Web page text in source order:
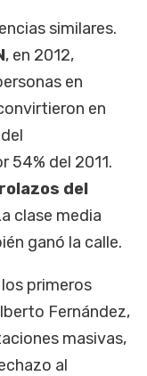
similares.
, en 2012,
en
en
54% del 2011.
del
clase media
ganó la calle.
primeros
Fernández,
masivas,
al